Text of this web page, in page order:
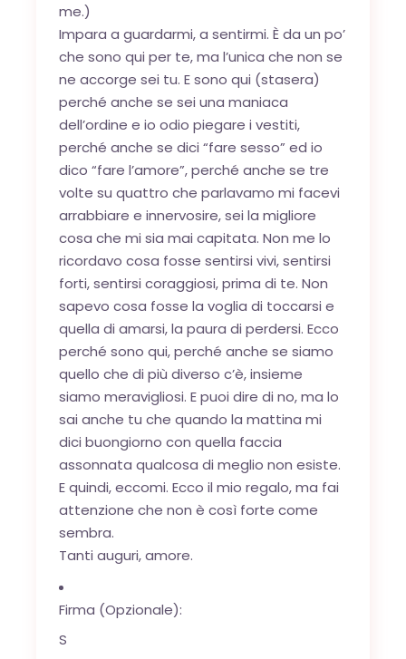
me.)
Impara a guardarmi, a sentirmi. È da un po’
che sono qui per te, ma l’unica che non se
ne accorge sei tu. E sono qui (stasera)
perché anche se sei una maniaca
dell’ordine e io odio piegare i vestiti,
perché anche se dici “fare sesso” ed io
dico “fare l’amore”, perché anche se tre
volte su quattro che parlavamo mi facevi
arrabbiare e innervosire, sei la migliore
cosa che mi sia mai capitata. Non me lo
ricordavo cosa fosse sentirsi vivi, sentirsi
forti, sentirsi coraggiosi, prima di te. Non
sapevo cosa fosse la voglia di toccarsi e
quella di amarsi, la paura di perdersi. Ecco
perché sono qui, perché anche se siamo
quello che di più diverso c’è, insieme
siamo meravigliosi. E puoi dire di no, ma lo
sai anche tu che quando la mattina mi
dici buongiorno con quella faccia
assonnata qualcosa di meglio non esiste.
E quindi, eccomi. Ecco il mio regalo, ma fai
attenzione che non è così forte come
sembra.
Tanti auguri, amore.
Firma (Opzionale):
S